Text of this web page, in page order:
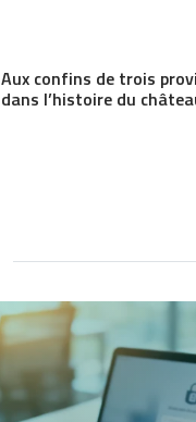
Aux confins de trois
dans l’histoire du